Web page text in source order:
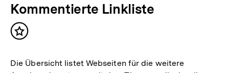
Kommentierte Linkliste
Inhalt
Die Übersicht listet Webseiten für die weitere